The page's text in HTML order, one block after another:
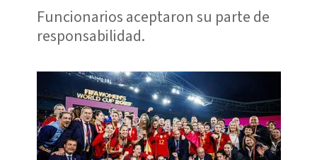
Funcionarios aceptaron su parte de
responsabilidad.